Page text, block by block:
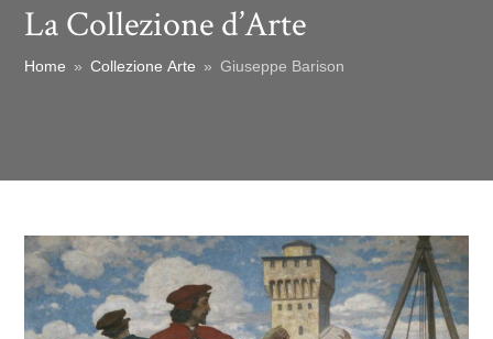
La Collezione d’Arte
Home » Collezione Arte » Giuseppe Barison